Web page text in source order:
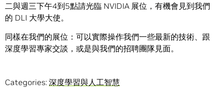
二與週三下午4到5點請光臨 NVIDIA 展位，有機會見到我們
的 DLI 大學大使。
同樣在我們的展位：可以實際操作我們一些最新的技術、跟
深度學習專家交談，或是與我們的招聘團隊見面。
Categories: 深度學習與人工智慧